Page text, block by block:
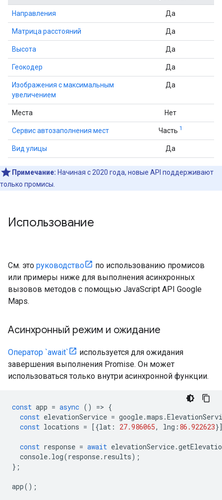
Направления Да
Матрица расстояний Да
Высота Да
Геокодер Да
Изображения с максимальным
увеличением
Да
Места Нет
Сервис автозаполнения мест Часть 1
Вид улицы Да
Примечание: Начиная с 2020 года, новые API поддерживают
только промисы.
Использование
См. это руководство
по использованию промисов
или примеры ниже для выполнения асинхронных
вызовов методов с помощью JavaScript API Google
Maps.
Асинхронный режим и ожидание
Оператор `await`
используется для ожидания
завершения выполнения Promise. Он может
использоваться только внутри асинхронной функции.
const app = async () => {
const elevationService = google.maps .
const locations = [{lat : 27.986065, lng : 86.922623
const response = await elevationService.
console. log(response. results);
};
app();